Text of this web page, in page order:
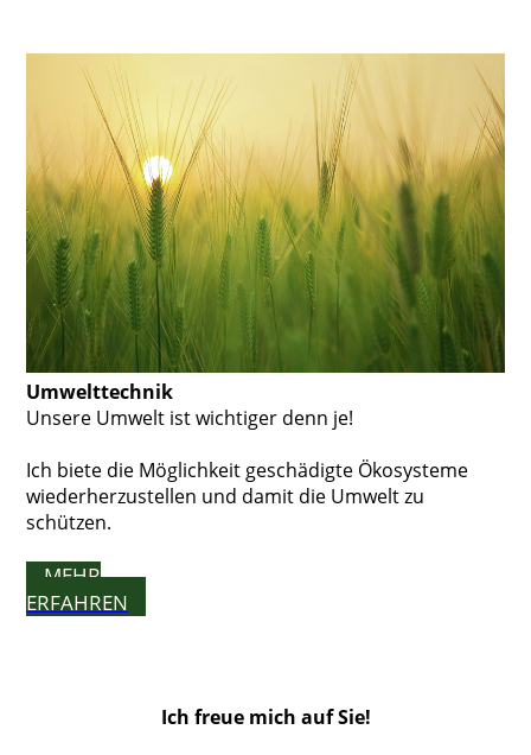
Umwelttechnik
Unsere Umwelt ist wichtiger denn je!
Ich biete die Möglichkeit geschädigte Ökosysteme
wieder­her­zu­stellen und damit die Umwelt zu
schützen.
MEHR
ERFAHREN
Ich freue mich auf Sie!